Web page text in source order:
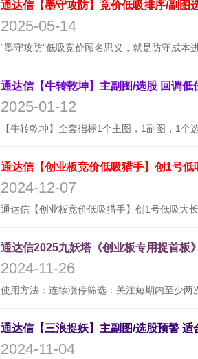
2025-05-14
2025-01-12
通达信【创业板竞价低吸猎手】创1号
2024-12-07
通达信2025九妖塔《创业板专用捉首板
2024-11-26
2024-11-04